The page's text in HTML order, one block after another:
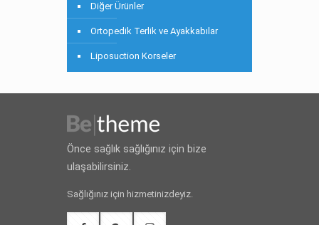
Diğer Ürünler
Ortopedik Terlik ve Ayakkabılar
Liposuction Korseler
Önce sağlık sağlığınız için bize
ulaşabilirsiniz.
Sağlığınız için hizmetinizdeyiz.